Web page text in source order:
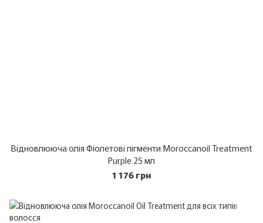
Відновлююча олія Фіолетові пігменти Moroccanoil Treatment
Purple 25 мл
1 176 грн